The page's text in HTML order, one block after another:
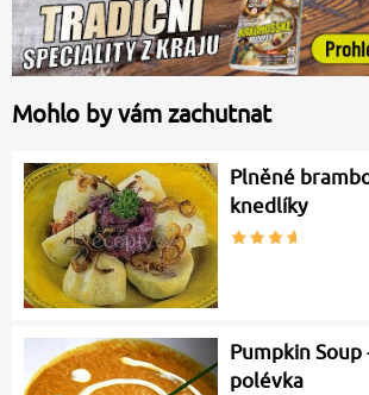
Mohlo by vám zachutnat
Plněné
knedlíky
Pumpkin Soup
polévka